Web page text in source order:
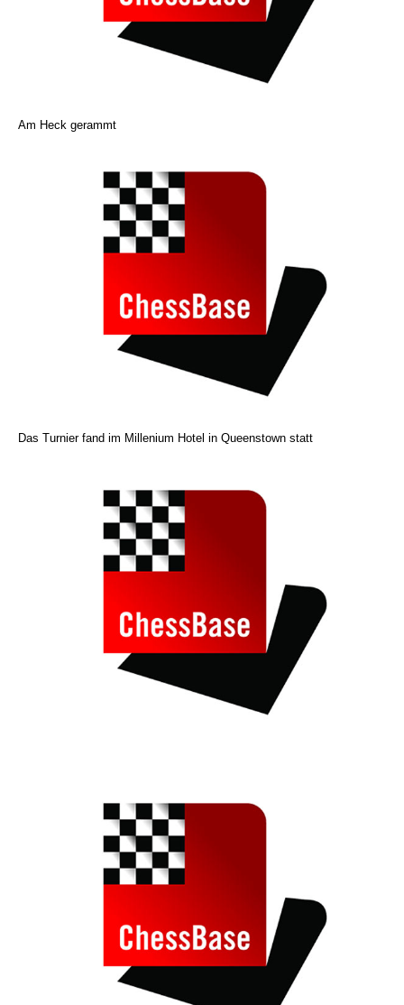
Am Heck gerammt
Das Turnier fand im Millenium Hotel in Queenstown statt